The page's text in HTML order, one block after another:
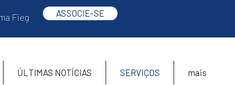
Fieg ASSOCIE-SE
ÚLTIMAS NOTÍCIAS SERVIÇOS mais